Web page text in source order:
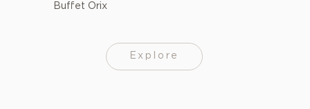
Buffet Orix
Explore